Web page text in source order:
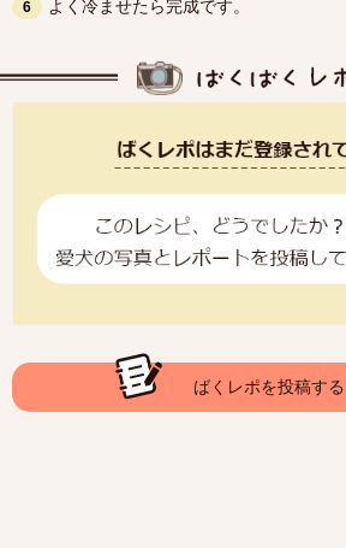
6 よく冷ませたら完成です。
ばくレポを投稿する